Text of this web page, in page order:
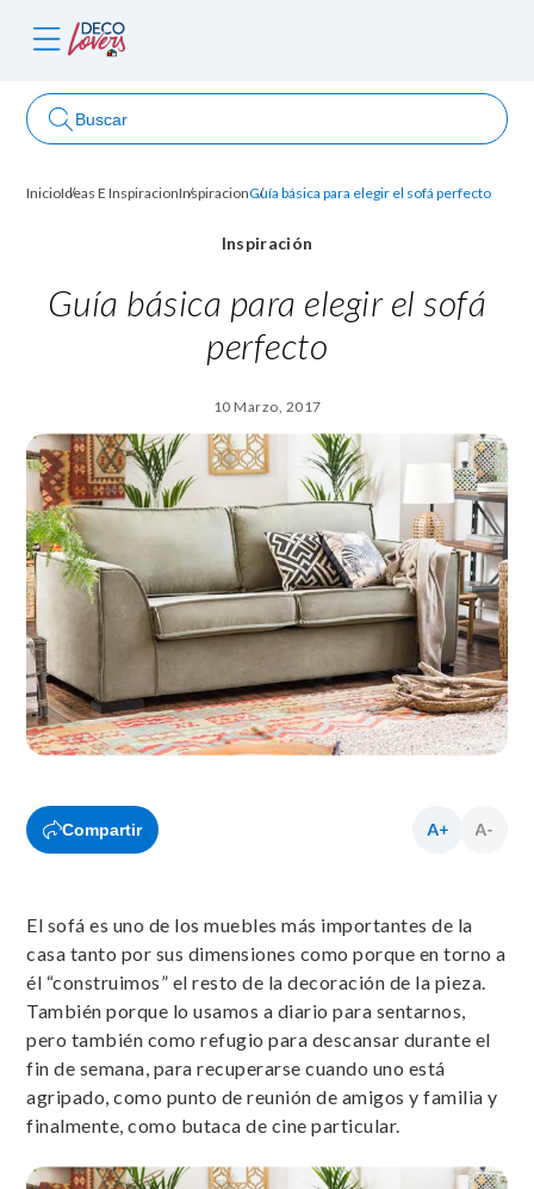
Buscar
InicioIdeas E InspiracionInspiracionGuía básica para elegir el sofá perfecto
Inspiración
Guía básica para elegir el sofá
perfecto
10 Marzo, 2017
Compartir
El sofá es uno de los muebles más importantes de la
casa tanto por sus dimensiones como porque en torno a
él “construimos” el resto de la decoración de la pieza.
También porque lo usamos a diario para sentarnos,
pero también como refugio para descansar durante el
fin de semana, para recuperarse cuando uno está
agripado, como punto de reunión de amigos y familia y
finalmente, como butaca de cine particular.